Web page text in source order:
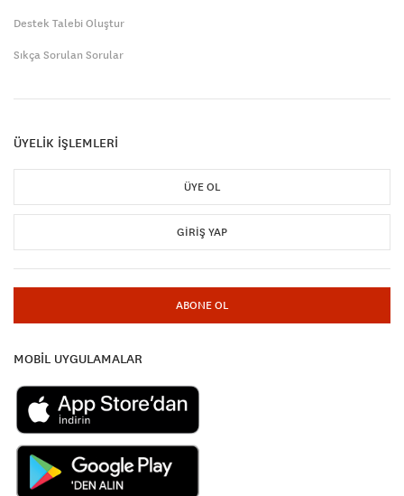
Destek Talebi Oluştur
Sıkça Sorulan Sorular
ÜYELİK İŞLEMLERİ
ÜYE OL
GIRIŞ YAP
ABONE OL
MOBİL UYGULAMALAR